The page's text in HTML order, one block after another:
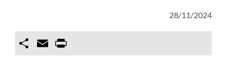
28/11/2024
Compartir
Email